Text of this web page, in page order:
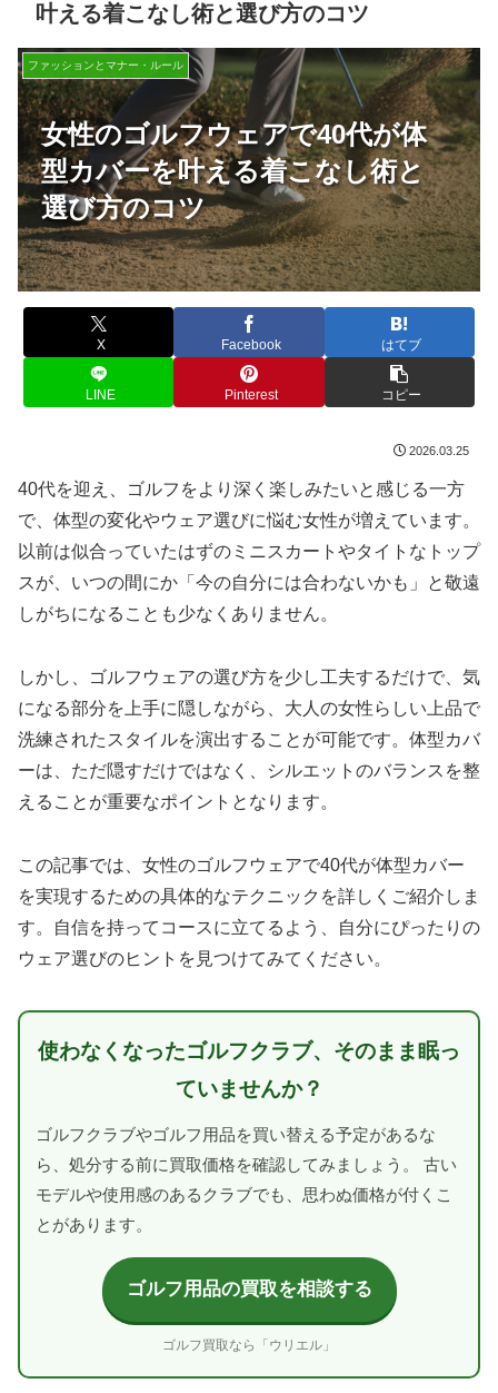
叶える着こなし術と選び方のコツ
女性のゴルフウェアで40代が体
型カバーを叶える着こなし術と
選び方のコツ
ファッションとマナー・ルール
X Facebook はてブ
LINE Pinterest コピー
2026.03.25
40代を迎え、ゴルフをより深く楽しみたいと感じる一方
で、体型の変化やウェア選びに悩む女性が増えています。
以前は似合っていたはずのミニスカートやタイトなトップ
スが、いつの間にか「今の自分には合わないかも」と敬遠
しがちになることも少なくありません。
しかし、ゴルフウェアの選び方を少し工夫するだけで、気
になる部分を上手に隠しながら、大人の女性らしい上品で
洗練されたスタイルを演出することが可能です。体型カバ
ーは、ただ隠すだけではなく、シルエットのバランスを整
えることが重要なポイントとなります。
この記事では、女性のゴルフウェアで40代が体型カバー
を実現するための具体的なテクニックを詳しくご紹介しま
す。自信を持ってコースに立てるよう、自分にぴったりの
ウェア選びのヒントを見つけてみてください。
使わなくなったゴルフクラブ、そのまま眠っ
ていませんか？
ゴルフクラブやゴルフ用品を買い替える予定があるな
ら、処分する前に買取価格を確認してみましょう。 古い
モデルや使用感のあるクラブでも、思わぬ価格が付くこ
とがあります。
ゴルフ用品の買取を相談する
ゴルフ買取なら「ウリエル」